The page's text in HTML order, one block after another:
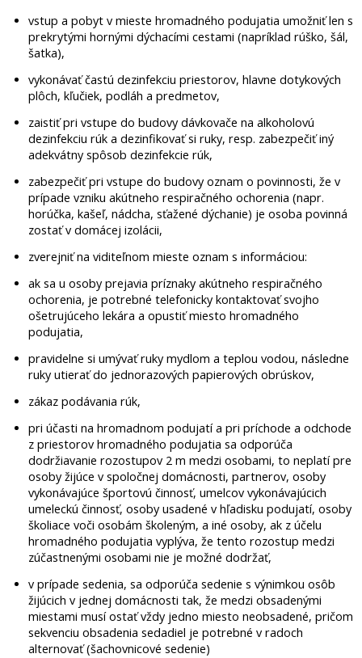
vstup a pobyt v mieste hromadného podujatia umožniť len s
prekrytými hornými dýchacími cestami (napríklad rúško, šál,
šatka),
vykonávať častú dezinfekciu priestorov, hlavne dotykových
plôch, kľučiek, podláh a predmetov,
zaistiť pri vstupe do budovy dávkovače na alkoholovú
dezinfekciu rúk a dezinfikovať si ruky, resp. zabezpečiť iný
adekvátny spôsob dezinfekcie rúk,
zabezpečiť pri vstupe do budovy oznam o povinnosti, že v
prípade vzniku akútneho respiračného ochorenia (napr.
horúčka, kašeľ, nádcha, sťažené dýchanie) je osoba povinná
zostať v domácej izolácii,
zverejniť na viditeľnom mieste oznam s informáciou:
ak sa u osoby prejavia príznaky akútneho respiračného
ochorenia, je potrebné telefonicky kontaktovať svojho
ošetrujúceho lekára a opustiť miesto hromadného
podujatia,
pravidelne si umývať ruky mydlom a teplou vodou, následne
ruky utierať do jednorazových papierových obrúskov,
zákaz podávania rúk,
pri účasti na hromadnom podujatí a pri príchode a odchode
z priestorov hromadného podujatia sa odporúča
dodržiavanie rozostupov 2 m medzi osobami, to neplatí pre
osoby žijúce v spoločnej domácnosti, partnerov, osoby
vykonávajúce športovú činnosť, umelcov vykonávajúcich
umeleckú činnosť, osoby usadené v hľadisku podujatí, osoby
školiace voči osobám školeným, a iné osoby, ak z účelu
hromadného podujatia vyplýva, že tento rozostup medzi
zúčastnenými osobami nie je možné dodržať,
v prípade sedenia, sa odporúča sedenie s výnimkou osôb
žijúcich v jednej domácnosti tak, že medzi obsadenými
miestami musí ostať vždy jedno miesto neobsadené, pričom
sekvenciu obsadenia sedadiel je potrebné v radoch
alternovať (šachovnicové sedenie)